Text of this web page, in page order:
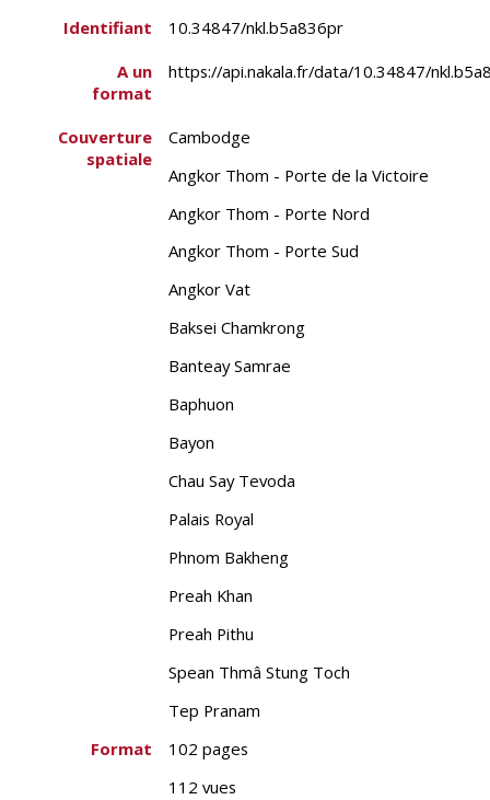
Identifiant
10.34847/nkl.b5a836pr
A un
format
https://api.nakala.fr/data/10.34847/
Couverture
spatiale
Cambodge
Angkor Thom - Porte de la Victoire
Angkor Thom - Porte Nord
Angkor Thom - Porte Sud
Angkor Vat
Baksei Chamkrong
Banteay Samrae
Baphuon
Bayon
Chau Say Tevoda
Palais Royal
Phnom Bakheng
Preah Khan
Preah Pithu
Spean Thmâ Stung Toch
Tep Pranam
Format
102 pages
112 vues